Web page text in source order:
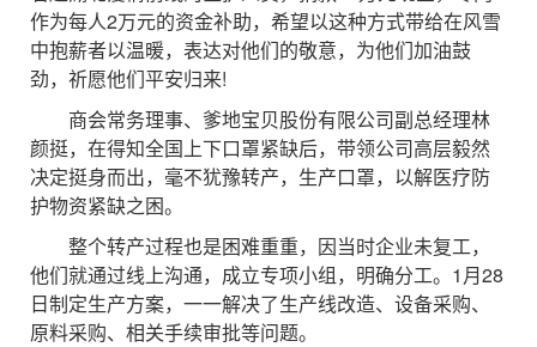
作为每人2万元的资金补助，希望以这种方式带给在风雪
中抱薪者以温暖，表达对他们的敬意，为他们加油鼓
劲，祈愿他们平安归来!
商会常务理事、爹地宝贝股份有限公司副总经理林
颜挺，在得知全国上下口罩紧缺后，带领公司高层毅然
决定挺身而出，毫不犹豫转产，生产口罩，以解医疗防
护物资紧缺之困。
整个转产过程也是困难重重，因当时企业未复工，
他们就通过线上沟通，成立专项小组，明确分工。1月28
日制定生产方案，一一解决了生产线改造、设备采购、
原料采购、相关手续审批等问题。